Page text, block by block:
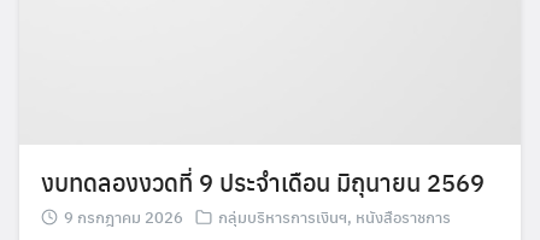
งบทดลองงวดที่ 9 ประจำเดือน มิถุนายน 2569
9 กรกฎาคม 2026 กลุ่มบริหารการเงินฯ, หนังสือราชการ